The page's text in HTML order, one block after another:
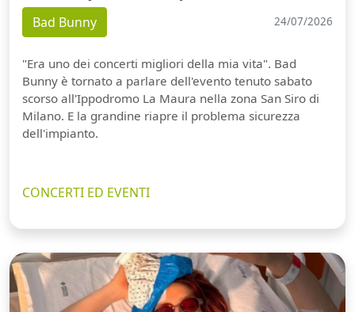
Bad Bunny 24/07/2026
"Era uno dei concerti migliori della mia vita". Bad
Bunny è tornato a parlare dell'evento tenuto sabato
scorso all'Ippodromo La Maura nella zona San Siro di
Milano. E la grandine riapre il problema sicurezza
dell'impianto.
CONCERTI ED EVENTI